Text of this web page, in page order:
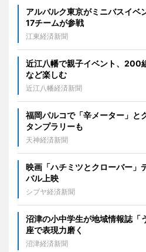
アルバルク東京がミニバスイ
17チームが参戦
江東経済新聞
近江八幡で親子イベント、
など楽しむ
近江八幡経済新聞
福岡パルコで「辛メーター」
タンプラリーも
天神経済新聞
映画「ハチミツとクローバー」
バル上映
シブヤ経済新聞
沼津の小中学生が地域情報誌
座で表現力磨く
沼津経済新聞